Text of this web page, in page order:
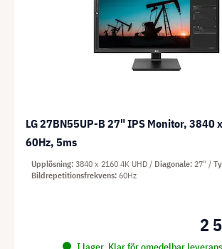
LG 27BN55UP-B 27" IPS Monitor, 3840
60Hz, 5ms
2
Upplösning 3840 x 2160 4K UHD Diagonale 27"
Bildrepetitionsfrekvens 60Hz